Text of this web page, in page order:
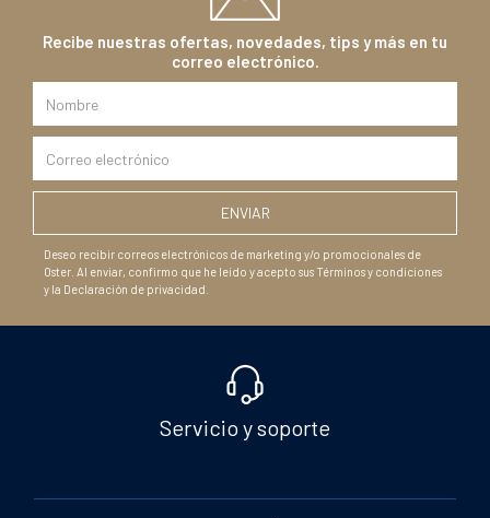
Recibe nuestras ofertas, novedades, tips y más en tu
correo electrónico.
Deseo recibir correos electrónicos de marketing y/o promocionales de
Oster. Al enviar, confirmo que he leído y acepto sus Términos y condiciones
y la Declaración de privacidad.
Servicio y soporte